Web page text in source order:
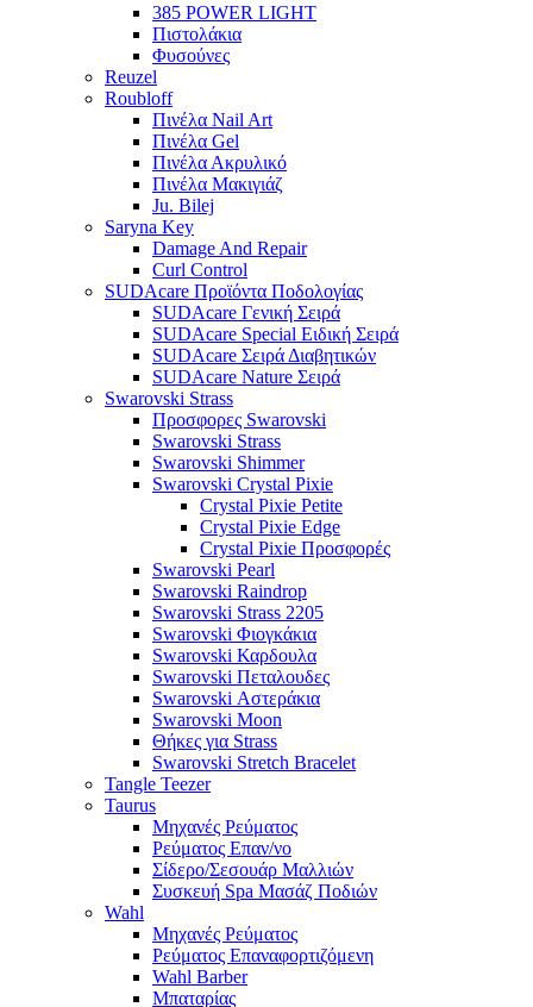
385 POWER LIGHT
Πιστολάκια
Φυσούνες
Reuzel
Roubloff
Πινέλα Nail Art
Πινέλα Gel
Πινέλα Ακρυλικό
Πινέλα Μακιγιάζ
Ju. Bilej
Saryna Key
Damage And Repair
Curl Control
SUDAcare Προϊόντα Ποδολογίας
SUDAcare Γενική Σειρά
SUDAcare Special Ειδική Σειρά
SUDAcare Σειρά Διαβητικών
SUDAcare Nature Σειρά
Swarovski Strass
Προσφορες Swarovski
Swarovski Strass
Swarovski Shimmer
Swarovski Crystal Pixie
Crystal Pixie Petite
Crystal Pixie Edge
Crystal Pixie Προσφορές
Swarovski Pearl
Swarovski Raindrop
Swarovski Strass 2205
Swarovski Φιογκάκια
Swarovski Καρδουλα
Swarovski Πεταλουδες
Swarovski Αστεράκια
Swarovski Moon
Θήκες για Strass
Swarovski Stretch Bracelet
Tangle Teezer
Taurus
Μηχανές Ρεύματος
Ρεύματος Επαν/νο
Σίδερο/Σεσουάρ Μαλλιών
Συσκευή Spa Μασάζ Ποδιών
Wahl
Μηχανές Ρεύματος
Ρεύματος Επαναφορτιζόμενη
Wahl Barber
Μπαταρίας